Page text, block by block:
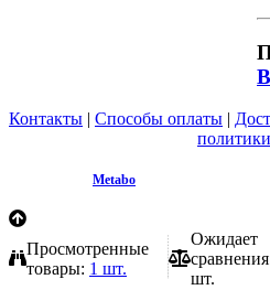
Контакты | Способы оплаты |
Metabo
Просмотренные
товары: 1 шт.
Ожидает
шт.